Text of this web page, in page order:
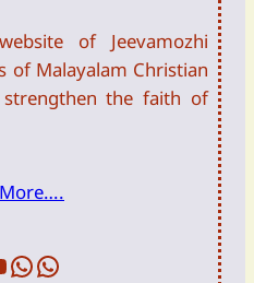
of Jeevamozhi
of Malayalam Christian
the faith of
WFTWDailyDevotion